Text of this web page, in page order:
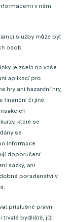
v něm
služby může být
osob.
je zcela na vaše
aplikací pro
hry ani hazardní hry,
finanční či jiné
které se
se
informace
doporučení
sázky, ani
poradenství v
příslušné právní
trvalé bydliště, jíž